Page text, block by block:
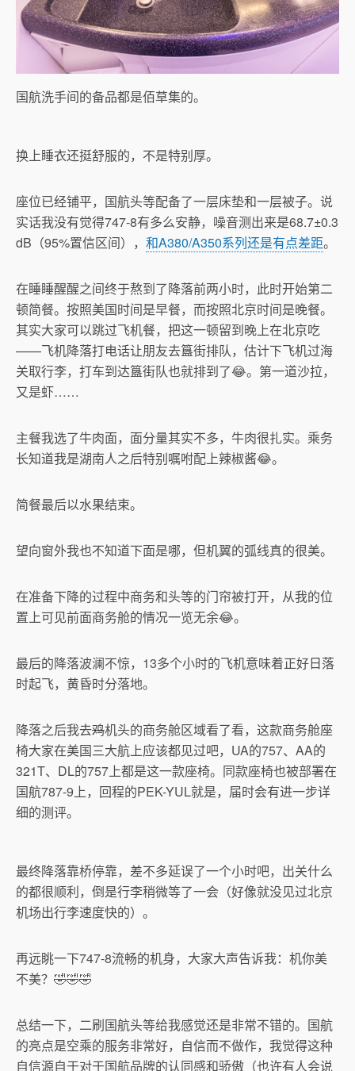
国航洗手间的备品都是佰草集的。
换上睡衣还挺舒服的，不是特别厚。
座位已经铺平，国航头等配备了一层床垫和一层被子。说
实话我没有觉得747-8有多么安静，噪音测出来是68.7±0.3
dB（95%置信区间）， 和A380/A350系列还是有点差距。
在睡睡醒醒之间终于熬到了降落前两小时，此时开始第二
顿简餐。按照美国时间是早餐，而按照北京时间是晚餐。
其实大家可以跳过飞机餐，把这一顿留到晚上在北京吃
——飞机降落打电话让朋友去簋街排队，估计下飞机过海
关取行李，打车到达簋街队也就排到了😂。第一道沙拉，
又是虾……
主餐我选了牛肉面，面分量其实不多，牛肉很扎实。乘务
长知道我是湖南人之后特别嘱咐配上辣椒酱😂。
简餐最后以水果结束。
望向窗外我也不知道下面是哪，但机翼的弧线真的很美。
在准备下降的过程中商务和头等的门帘被打开，从我的位
置上可见前面商务舱的情况一览无余😂。
最后的降落波澜不惊，13多个小时的飞机意味着正好日落
时起飞，黄昏时分落地。
降落之后我去鸡机头的商务舱区域看了看，这款商务舱座
椅大家在美国三大航上应该都见过吧，UA的757、AA的
321T、DL的757上都是这一款座椅。同款座椅也被部署在
国航787-9上，回程的PEK-YUL就是，届时会有进一步详
细的测评。
最终降落靠桥停靠，差不多延误了一个小时吧，出关什么
的都很顺利，倒是行李稍微等了一会（好像就没见过北京
机场出行李速度快的）。
再远眺一下747-8流畅的机身，大家大声告诉我：机你美
不美？🤣🤣🤣
总结一下，二刷国航头等给我感觉还是非常不错的。国航
的亮点是空乘的服务非常好，自信而不做作，我觉得这种
自信源自于对于国航品牌的认同感和骄傲（也许有人会说